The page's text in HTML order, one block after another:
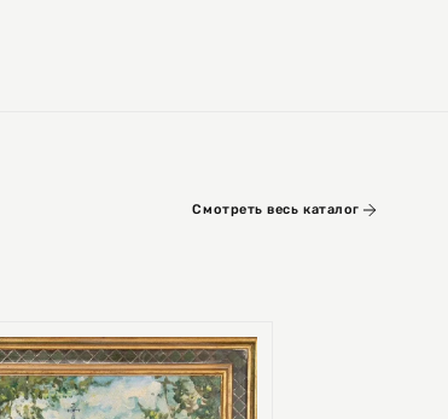
Смотреть весь каталог